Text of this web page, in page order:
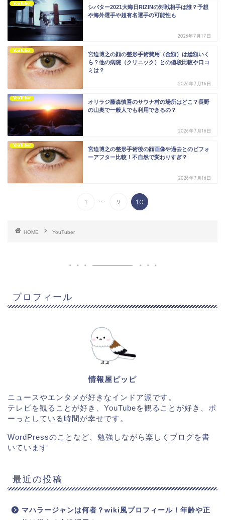
YouTuber
シバター2021大晦日RIZINの対戦相手は誰？予想
や海外選手や超有名選手の可能性も
2026年7月17日
YouTuber
宮迫博之の顔の整形手術費用（金額）は総額いく
ら？他の病院（クリニック）との値段比較や口コ
ミは？
2026年7月16日
YouTuber
オリラジ藤森慎吾のサウナ村の場所はどこ？長野
の山奥で一般人でも利用できるの？
2026年7月16日
YouTuber
宮迫博之の整形手術後の顔画像や過去とのビフォ
ーアフター比較！不自然で変わりすぎ？
2026年7月16日
1 ... 9 10
HOME YouTuber
プロフィール
情報屋ピッピ
ニュースやエンタメが好きなインドア派です。
テレビを観ることが好き、YouTubeを観ることが好き、ボ
ーっとしている時間が幸せです。
WordPressのことなど、勉強しながら楽しくブログを書
いています
最近の投稿
マハラージャンは何者？wiki風プロフィール！年齢や正